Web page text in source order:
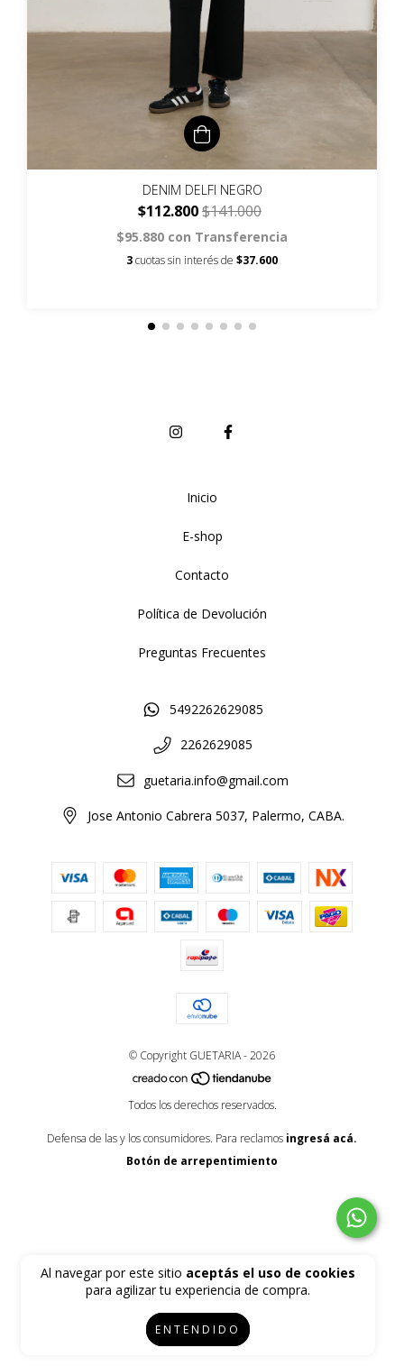
Al navegar por este sitio aceptás el uso de cookies
para agilizar tu experiencia de compra.
ENTENDIDO
DENIM DELFI NEGRO
$112.800$141.000
$95.880 con Transferencia
3cuotas sin interés de $37.600
Inicio
E-shop
Contacto
Política de Devolución
Preguntas Frecuentes
5492262629085
2262629085
guetaria.info@gmail.com
Jose Antonio Cabrera 5037, Palermo, CABA.
© Copyright GUETARIA - 2026
Todos los derechos reservados.
Defensa de las y los consumidores. Para reclamos ingresá acá.
Botón de arrepentimiento